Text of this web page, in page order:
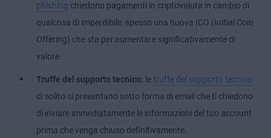
phishing chiedono pagamenti in criptovaluta in cambio di
qualcosa di imperdibile, spesso una nuova ICO (Initial Coin
Offering) che sta per aumentare significativamente di
valore.
Truffe del supporto tecnico: letruffe del supporto tecnico
di solito si presentano sotto forma di email che ti chiedono
di inviare immediatamente le informazioni del tuo account
prima che venga chiuso definitivamente.